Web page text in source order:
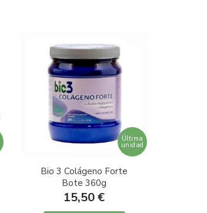
Última
unidad
Bio 3 Colágeno Forte
Bote 360g
15,50 €